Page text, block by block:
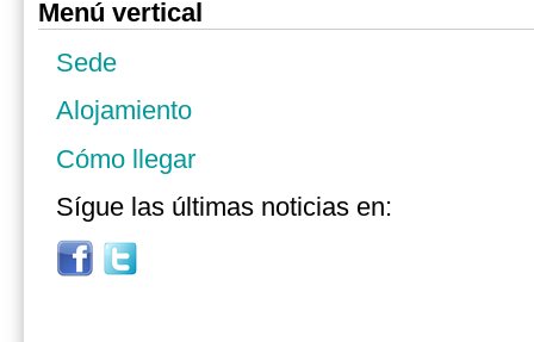
Menú vertical
Sede
Alojamiento
Cómo llegar
Sígue las últimas noticias en: